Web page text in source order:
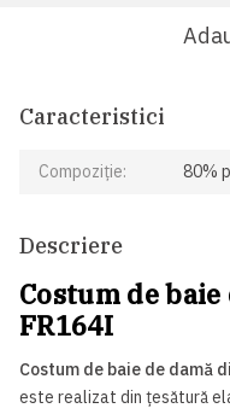
Caracteristici
Compoziție: 80%
Descriere
Costum de
FR164I
Costum de baie de damă
este realizat din țesătură